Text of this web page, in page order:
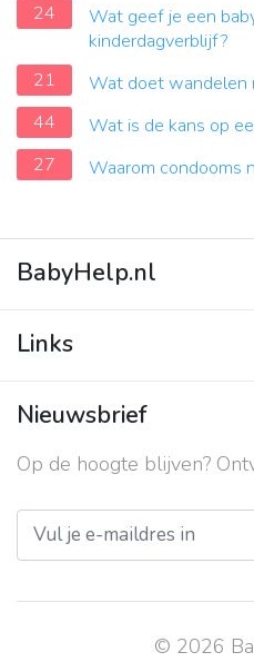
24
Wat geef je een
kinderdagverblijf?
21
Wat doet wandelen
44
Wat is de kans op
27
Waarom condooms
BabyHelp.nl
Vraag & Antwoord
Links
Contact
Over ons
Privacy beleid
Nieuwsbrief
Op de hoogte blijven?
© 2026